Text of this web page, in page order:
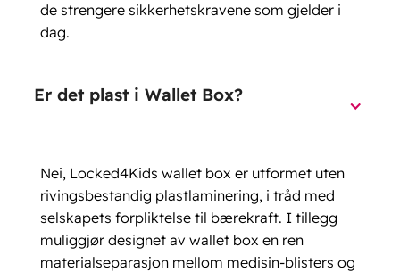
de strengere sikkerhetskravene som gjelder i
dag.
Er det plast i Wallet Box?
Nei, Locked4Kids wallet box er utformet uten
rivingsbestandig plastlaminering, i tråd med
selskapets forpliktelse til bærekraft. I tillegg
muliggjør designet av wallet box en ren
materialseparasjon mellom medisin-blisters og